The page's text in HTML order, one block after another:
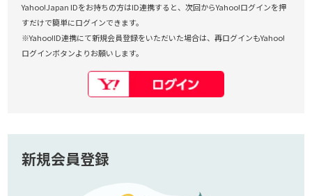
Yahoo!Japan IDをお持ちの方はID連携すると、次回からYahoo!ログインを押
すだけで簡単にログインできます。
※Yahoo!ID連携にて新規会員登録をいただいた場合は、再ログインもYahoo!
ログインボタンよりお願いします。
新規会員登録